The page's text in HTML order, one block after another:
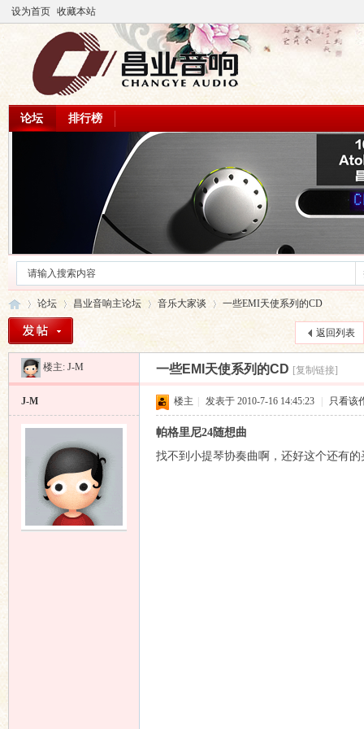
设为首页 收藏本站
论坛 排行榜
»
论坛
›
昌业音响主论坛 音乐大家谈
›
一些EMI天使系列的CD
返回列表
楼主: J-M 一些EMI天使系列的CD [复制链接]
J-M 楼主 发表于 2010-7-16 14:45:23 只看该
帕格里尼24随想曲
找不到小提琴协奏曲啊，还好这个还有